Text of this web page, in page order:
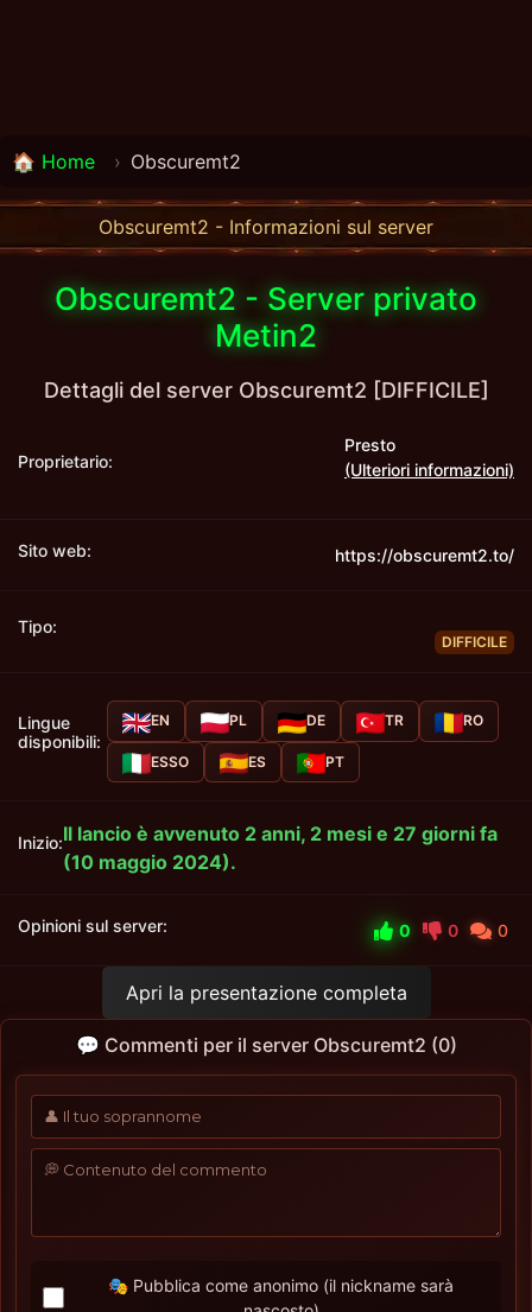
🏠 Home › Obscuremt2
Obscuremt2 - Informazioni sul server
Obscuremt2 - Server privato
Metin2
Dettagli del server Obscuremt2 [DIFFICILE]
Proprietario:
Presto
(Ulteriori informazioni)
Sito web: https://obscuremt2.to/
Tipo:
DIFFICILE
Lingue
disponibili:
EN PL DE TR RO
ESSO ES PT
Inizio:Il lancio è avvenuto 2 anni, 2 mesi e 27 giorni fa
(10 maggio 2024).
Opinioni sul server: 0 0 0
Apri la presentazione completa
💬 Commenti per il server Obscuremt2 (0)
🎭 Pubblica come anonimo (il nickname sarà